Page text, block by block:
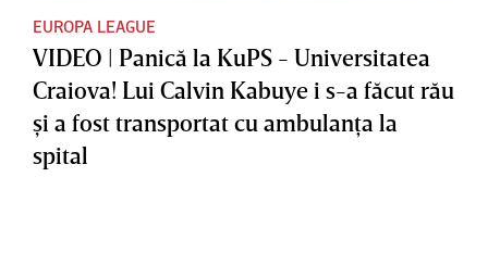
EUROPA LEAGUE
VIDEO | Panică la KuPS - Universitatea
Craiova! Lui Calvin Kabuye i s-a făcut rău
şi a fost transportat cu ambulanţa la
spital